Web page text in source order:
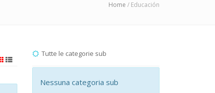
Home / Educación
Tutte le categorie sub
Nessuna categoria sub